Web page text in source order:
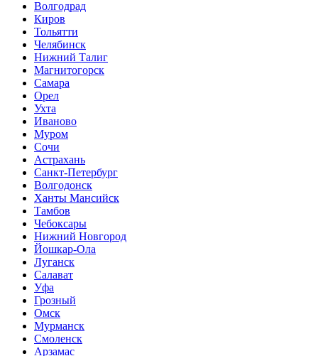
Волгодрад
Киров
Тольятти
Челябинск
Нижний Талиг
Магнитогорск
Самара
Орел
Ухта
Иваново
Муром
Сочи
Астрахань
Санкт-Петербург
Волгодонск
Ханты Мансийск
Тамбов
Чебоксары
Нижний Новгород
Йошкар-Ола
Луганск
Салават
Уфа
Грозный
Омск
Мурманск
Смоленск
Арзамас